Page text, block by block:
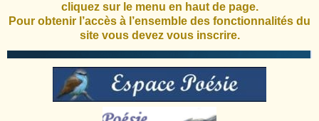
cliquez sur le menu en haut de page.
Pour obtenir l’accès à l’ensemble des fonctionnalités du
site vous devez vous inscrire.